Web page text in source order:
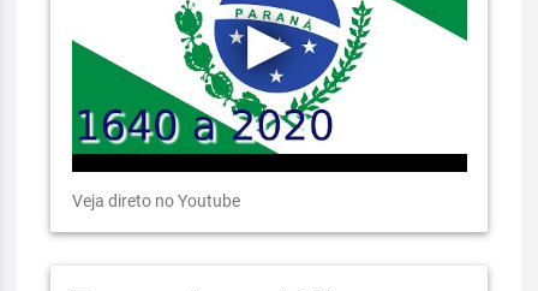
Veja direto no Youtube